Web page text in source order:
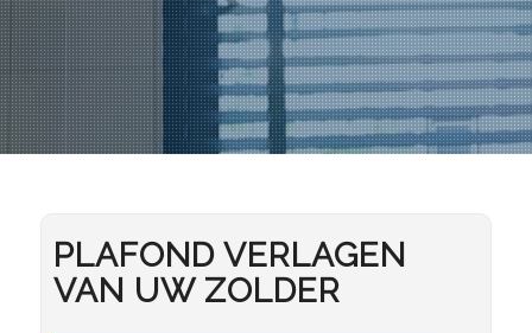
PLAFOND VERLAGEN
VAN UW ZOLDER